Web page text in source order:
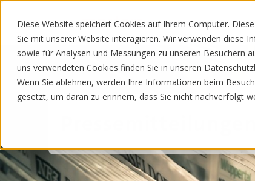
Diese Website speichert Cookies auf Ihrem Computer.
Sie mit unserer Website interagieren. Wir verwenden diese
sowie für Analysen und Messungen zu unseren Besuchern
uns verwendeten Cookies finden Sie in unseren
Wenn Sie ablehnen, werden Ihre Informationen beim
gesetzt, um daran zu erinnern, dass Sie nicht nachverfolgt
Sie